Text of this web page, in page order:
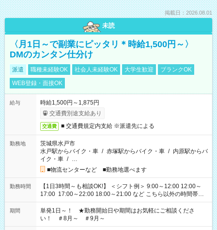
掲載日：2026.08.01
未読
〈月1日～で副業にピッタリ＊時給1,500円～〉
DMのカンタン仕分け
派遣 職種未経験OK 社会人未経験OK 大学生歓迎
ブランクOK
WEB登録・面接OK
給与
時給1,500円～1,875円
交通費別途支給あり
交通費 ■ 交通費規定内支給 ※派遣先による
勤務地
茨城県水戸市
水戸駅からバイク・車 / 赤塚駅からバイク・車 / 内原駅からバ
イク・車 / …
■物流センターなど ■勤務地選べます
勤務時間
【1日3時間～も相談OK!】 ＜シフト例＞ 9:00～12:00 12:00～
17:00 17:00～22:00 18:00～21:00 など こちら以外の時間帯も
お気軽にご相談ください！
期間
単発1日～！ ★勤務開始日や期間はお気軽にご相談くださ
い！ ＃8月～ ＃9月～